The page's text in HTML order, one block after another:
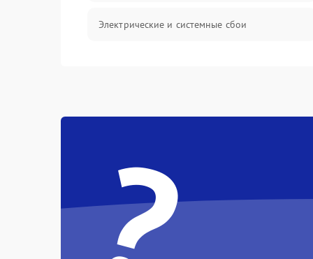
Электрические и системные сбои
Система охлаждения